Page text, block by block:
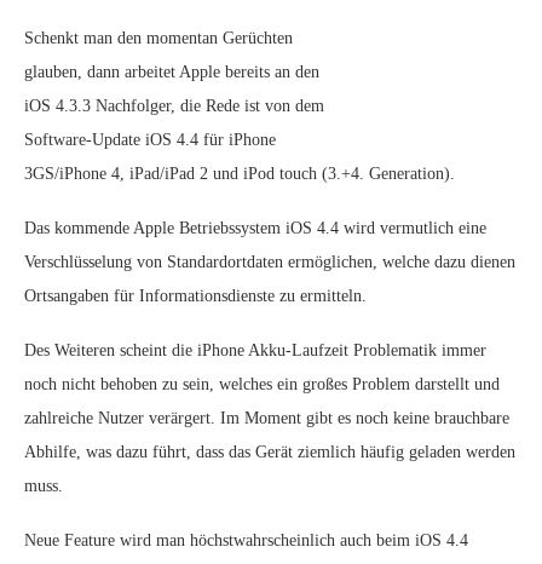
Schenkt man den momentan Gerüchten
glauben, dann arbeitet Apple bereits an den
iOS 4.3.3 Nachfolger, die Rede ist von dem
Software-Update iOS 4.4 für iPhone
3GS/iPhone 4, iPad/iPad 2 und iPod touch (3.+4. Generation).
Das kommende Apple Betriebssystem iOS 4.4 wird vermutlich eine
Verschlüsselung von Standardortdaten ermöglichen, welche dazu dienen
Ortsangaben für Informationsdienste zu ermitteln.
Des Weiteren scheint die iPhone Akku-Laufzeit Problematik immer
noch nicht behoben zu sein, welches ein großes Problem darstellt und
zahlreiche Nutzer verärgert. Im Moment gibt es noch keine brauchbare
Abhilfe, was dazu führt, dass das Gerät ziemlich häufig geladen werden
muss.
Neue Feature wird man höchstwahrscheinlich auch beim iOS 4.4